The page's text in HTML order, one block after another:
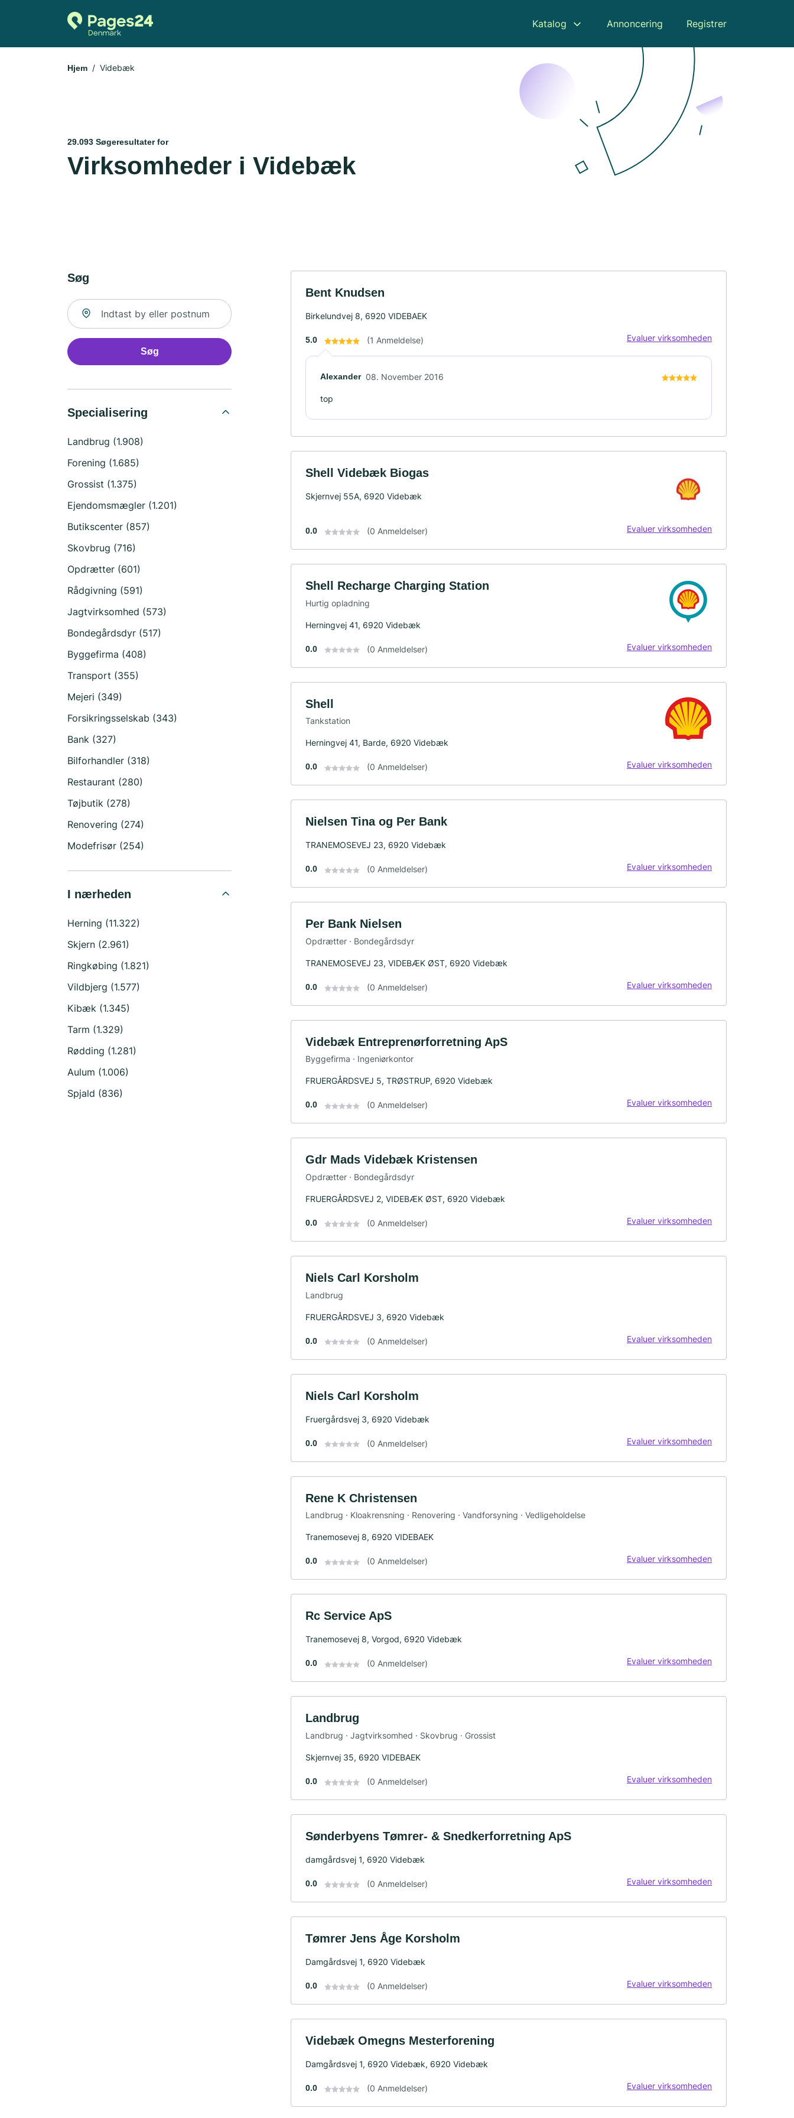
Katalog Annoncering Registrer
Hjem Videbæk
29.093 Søgeresultater for
Virksomheder i Videbæk
Søg
Søg efter sted
Søg
Specialisering
Landbrug (1.908)
Forening (1.685)
Grossist (1.375)
Ejendomsmægler (1.201)
Butikscenter (857)
Skovbrug (716)
Opdrætter (601)
Rådgivning (591)
Jagtvirksomhed (573)
Bondegårdsdyr (517)
Byggefirma (408)
Transport (355)
Mejeri (349)
Forsikringsselskab (343)
Bank (327)
Bilforhandler (318)
Restaurant (280)
Tøjbutik (278)
Renovering (274)
Modefrisør (254)
I nærheden
Herning (11.322)
Skjern (2.961)
Ringkøbing (1.821)
Vildbjerg (1.577)
Kibæk (1.345)
Tarm (1.329)
Rødding (1.281)
Aulum (1.006)
Spjald (836)
Bent Knudsen
Birkelundvej 8, 6920 VIDEBAEK
5.0 (1 Anmeldelse) Evaluer virksomheden
Alexander 08. November 2016
top
Shell Videbæk Biogas
Skjernvej 55A, 6920 Videbæk
0.0 (0 Anmeldelser) Evaluer virksomheden
Shell Recharge Charging Station
Hurtig opladning
Herningvej 41, 6920 Videbæk
0.0 (0 Anmeldelser) Evaluer virksomheden
Shell
Tankstation
Herningvej 41, Barde, 6920 Videbæk
0.0 (0 Anmeldelser) Evaluer virksomheden
Nielsen Tina og Per Bank
TRANEMOSEVEJ 23, 6920 Videbæk
0.0 (0 Anmeldelser) Evaluer virksomheden
Per Bank Nielsen
Opdrætter · Bondegårdsdyr
TRANEMOSEVEJ 23, VIDEBÆK ØST, 6920 Videbæk
0.0 (0 Anmeldelser) Evaluer virksomheden
Videbæk Entreprenørforretning ApS
Byggefirma · Ingeniørkontor
FRUERGÅRDSVEJ 5, TRØSTRUP, 6920 Videbæk
0.0 (0 Anmeldelser) Evaluer virksomheden
Gdr Mads Videbæk Kristensen
Opdrætter · Bondegårdsdyr
FRUERGÅRDSVEJ 2, VIDEBÆK ØST, 6920 Videbæk
0.0 (0 Anmeldelser) Evaluer virksomheden
Niels Carl Korsholm
Landbrug
FRUERGÅRDSVEJ 3, 6920 Videbæk
0.0 (0 Anmeldelser) Evaluer virksomheden
Niels Carl Korsholm
Fruergårdsvej 3, 6920 Videbæk
0.0 (0 Anmeldelser) Evaluer virksomheden
Rene K Christensen
Landbrug · Kloakrensning · Renovering · Vandforsyning · Vedligeholdelse
Tranemosevej 8, 6920 VIDEBAEK
0.0 (0 Anmeldelser) Evaluer virksomheden
Rc Service ApS
Tranemosevej 8, Vorgod, 6920 Videbæk
0.0 (0 Anmeldelser) Evaluer virksomheden
Landbrug
Landbrug · Jagtvirksomhed · Skovbrug · Grossist
Skjernvej 35, 6920 VIDEBAEK
0.0 (0 Anmeldelser) Evaluer virksomheden
Sønderbyens Tømrer- & Snedkerforretning ApS
damgårdsvej 1, 6920 Videbæk
0.0 (0 Anmeldelser) Evaluer virksomheden
Tømrer Jens Åge Korsholm
Damgårdsvej 1, 6920 Videbæk
0.0 (0 Anmeldelser) Evaluer virksomheden
Videbæk Omegns Mesterforening
Damgårdsvej 1, 6920 Videbæk, 6920 Videbæk
0.0 (0 Anmeldelser) Evaluer virksomheden